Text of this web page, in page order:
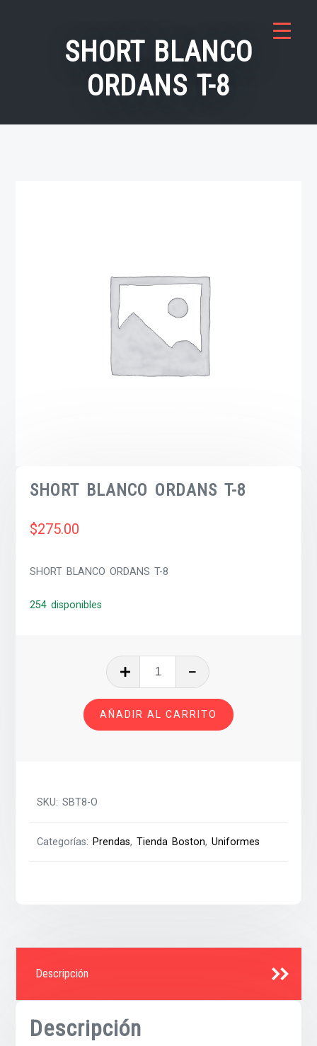
SHORT BLANCO
ORDANS T-8
SHORT BLANCO ORDANS T-8
$275.00
SHORT BLANCO ORDANS T-8
254 disponibles
BLANCO
ORDANS
T-
8
AÑADIR AL CARRITO
SKU:SBT8-O
Categorías: Prendas,Tienda Boston,Uniformes
Descripción
Descripción